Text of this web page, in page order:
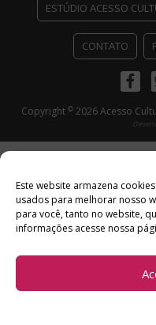
Este website armazena
usados ​​para melhorar nosso
para você, tanto no website,
informações acesse nossa
ESTÚDIO ACESSO
CONTATO
Copyright ©2026 Acesso